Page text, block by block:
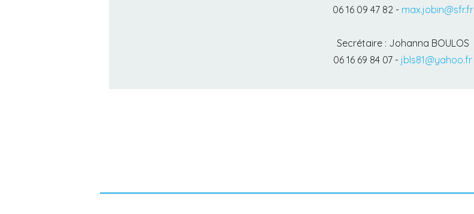
06 16 09 47 82 - max.jobin@sfr.fr
Secrétaire : Johanna BOULOS
06 16 69 84 07 - jbls81@yahoo.fr